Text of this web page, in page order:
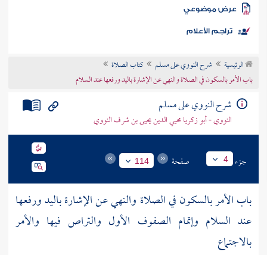
الكتب
موضوعي
تراجم الأعلام
الرئيسية شرح النووي على مسلم
كتاب الصلاة
باب الأمر بالسكون في الصلاة والنهي عن الإشارة باليد ورفعها عند السلام
شرح النووي على مسلم
النووي - أبو زكريا محيي الدين يحيى بن شرف النووي
جزء 4 صفحة 114
باب الأمر بالسكون في الصلاة والنهي عن الإشارة باليد ورفعها
عند السلام وإتمام الصفوف الأول والتراص فيها والأمر
بالاجتماع